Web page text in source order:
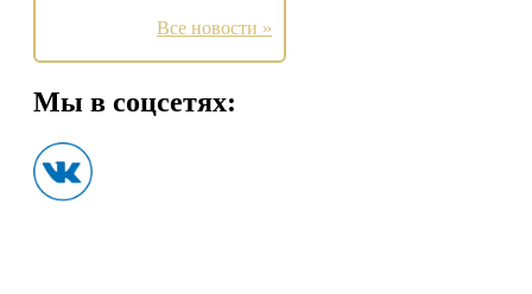
Все новости »
Мы в соцсетях: